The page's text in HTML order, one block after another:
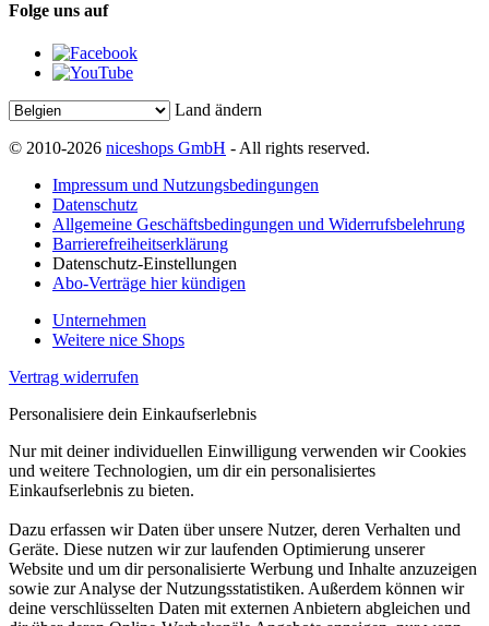
Folge uns auf
Land ändern
© 2010-2026 niceshops GmbH - All rights reserved.
Impressum und Nutzungsbedingungen
Datenschutz
Allgemeine Geschäftsbedingungen und Widerrufsbelehrung
Barrierefreiheitserklärung
Datenschutz-Einstellungen
Abo-Verträge hier kündigen
Unternehmen
Weitere nice Shops
Vertrag widerrufen
Personalisiere dein Einkaufserlebnis
Nur mit deiner individuellen Einwilligung verwenden wir Cookies
und weitere Technologien, um dir ein personalisiertes
Einkaufserlebnis zu bieten.
Dazu erfassen wir Daten über unsere Nutzer, deren Verhalten und
Geräte. Diese nutzen wir zur laufenden Optimierung unserer
Website und um dir personalisierte Werbung und Inhalte anzuzeigen
sowie zur Analyse der Nutzungsstatistiken. Außerdem können wir
deine verschlüsselten Daten mit externen Anbietern abgleichen und